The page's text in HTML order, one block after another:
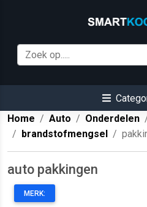
Home
Auto Onderdelen
brandstofmengsel
auto pakkingen
MERK: